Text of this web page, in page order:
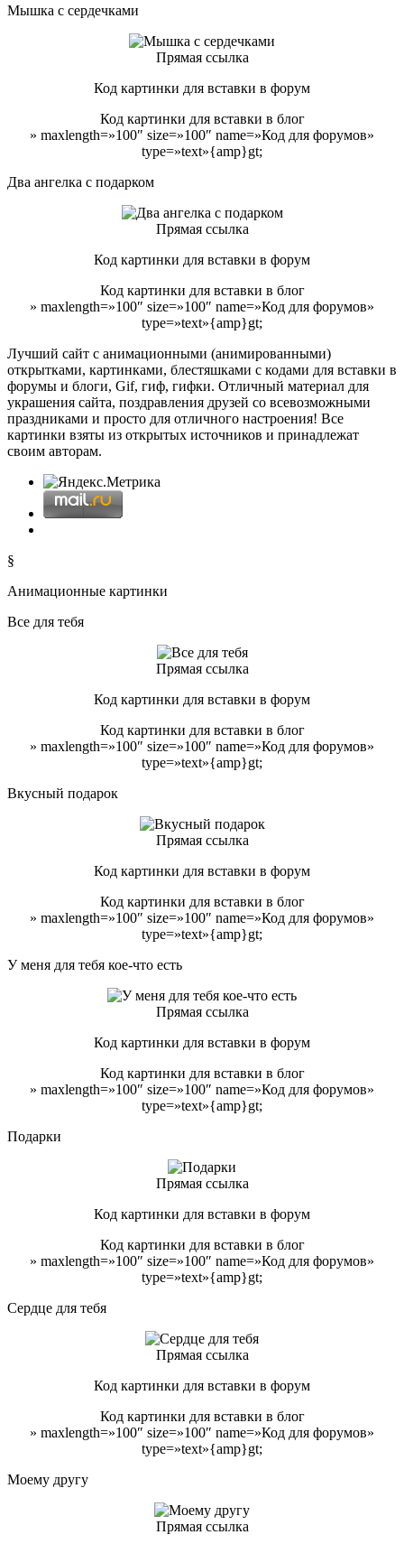
Мышка с сердечками
Прямая ссылка
Код картинки для вставки в форум
Код картинки для вставки в блог
» maxlength=»100″ size=»100″ name=»Код для форумов»
type=»text»{amp}gt;
Два ангелка с подарком
Прямая ссылка
Код картинки для вставки в форум
Код картинки для вставки в блог
» maxlength=»100″ size=»100″ name=»Код для форумов»
type=»text»{amp}gt;
Лучший сайт с анимационными (анимированными)
открытками, картинками, блестяшками с кодами для вставки в
форумы и блоги, Gif, гиф, гифки. Отличный материал для
украшения сайта, поздравления друзей со всевозможными
праздниками и просто для отличного настроения! Все
картинки взяты из открытых источников и принадлежат
своим авторам.
§
Анимационные картинки
Все для тебя
Прямая ссылка
Код картинки для вставки в форум
Код картинки для вставки в блог
» maxlength=»100″ size=»100″ name=»Код для форумов»
type=»text»{amp}gt;
Вкусный подарок
Прямая ссылка
Код картинки для вставки в форум
Код картинки для вставки в блог
» maxlength=»100″ size=»100″ name=»Код для форумов»
type=»text»{amp}gt;
У меня для тебя кое-что есть
Прямая ссылка
Код картинки для вставки в форум
Код картинки для вставки в блог
» maxlength=»100″ size=»100″ name=»Код для форумов»
type=»text»{amp}gt;
Подарки
Прямая ссылка
Код картинки для вставки в форум
Код картинки для вставки в блог
» maxlength=»100″ size=»100″ name=»Код для форумов»
type=»text»{amp}gt;
Сердце для тебя
Прямая ссылка
Код картинки для вставки в форум
Код картинки для вставки в блог
» maxlength=»100″ size=»100″ name=»Код для форумов»
type=»text»{amp}gt;
Моему другу
Прямая ссылка